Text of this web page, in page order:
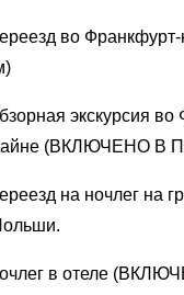
во
экскурсия во
(ВКЛЮЧЕНО В
на ночлег на
в отеле